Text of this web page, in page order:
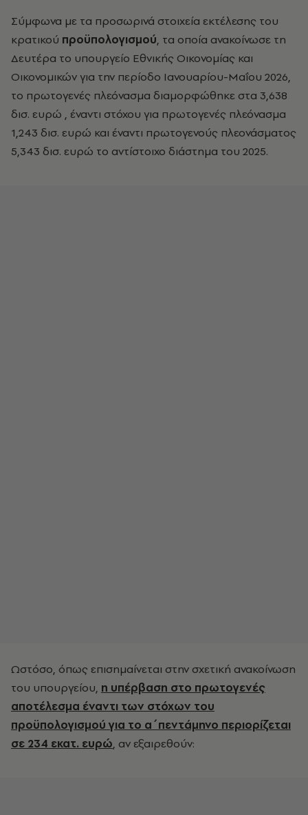
Σύμφωνα με τα προσωρινά στοιχεία εκτέλεσης του
κρατικού προϋπολογισμού, τα οποία ανακοίνωσε τη
Δευτέρα το υπουργείο Εθνικής Οικονομίας και
Οικονομικών για την περίοδο Ιανουαρίου-Μαΐου 2026,
το πρωτογενές πλεόνασμα διαμορφώθηκε στα 3,638
δισ. ευρώ , έναντι στόχου για πρωτογενές πλεόνασμα
1,243 δισ. ευρώ και έναντι πρωτογενούς πλεονάσματος
5,343 δισ. ευρώ το αντίστοιχο διάστημα του 2025.
Ωστόσο, όπως επισημαίνεται στην σχετική ανακοίνωση
του υπουργείου, η υπέρβαση στο πρωτογενές
αποτέλεσμα έναντι των στόχων του
προϋπολογισμού για το α΄πεντάμηνο περιορίζεται
σε 234 εκατ. ευρώ, αν εξαιρεθούν: